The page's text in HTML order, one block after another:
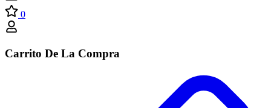
0
Carrito De La Compra